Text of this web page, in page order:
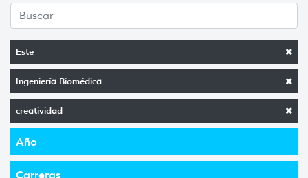
Este
Ingeniería Biomédica
creatividad
Año
Carreras